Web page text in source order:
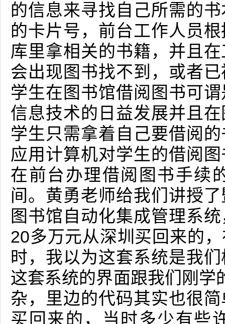
的信息来寻找自己所需的
的卡片号，前台工作人员
库里拿相关的书籍，并且
会出现图书找不到，或者
学生在图书馆借阅图书可
信息技术的日益发展并且
学生只需拿着自己要借阅
应用计算机对学生的借阅
在前台办理借阅图书手续
间。黄勇老师给我们讲授
图书馆自动化集成管理系
20多万元从深圳买回来的
时，我以为这套系统是我
这套系统的界面跟我们刚学
杂，里边的代码其实也很
买回来的，当时多少有些